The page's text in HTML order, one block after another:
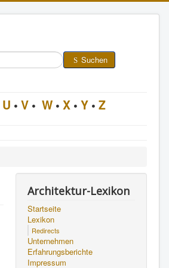
Suchen
U • V • W • X • Y • Z
Architektur-Lexikon
Startseite
Lexikon
Redirects
Unternehmen
Erfahrungsberichte
Impressum